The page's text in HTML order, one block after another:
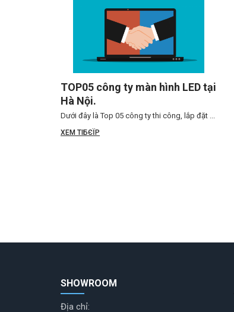
TOP05 công ty màn hình LED tại
Hà Nội.
Dưới đây là Top 05 công ty thi công, lắp đặt ...
XEM TIБЄЇP
SHOWROOM
Địa chỉ: